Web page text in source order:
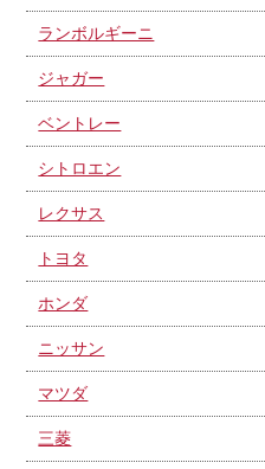
ランボルギーニ
ジャガー
ベントレー
シトロエン
レクサス
トヨタ
ホンダ
ニッサン
マツダ
三菱